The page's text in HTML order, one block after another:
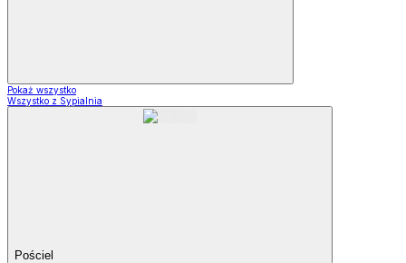
Pokaż wszystko
Wszystko z Sypialnia
Pościel